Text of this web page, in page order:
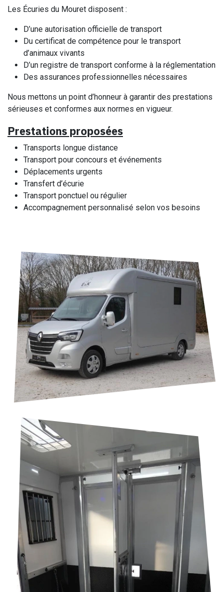
Les Écuries du Mouret disposent :
D’une autorisation officielle de transport
Du certificat de compétence pour le transport
d’animaux vivants
D’un registre de transport conforme à la réglementation
Des assurances professionnelles nécessaires
Nous mettons un point d’honneur à garantir des prestations
sérieuses et conformes aux normes en vigueur.
Prestations proposées
Transports longue distance
Transport pour concours et événements
Déplacements urgents
Transfert d’écurie
Transport ponctuel ou régulier
Accompagnement personnalisé selon vos besoins